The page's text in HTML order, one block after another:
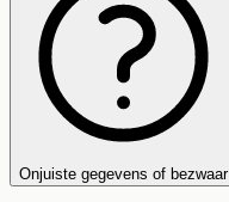
Onjuiste gegevens of bezwaar